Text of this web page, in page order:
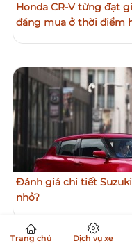
Honda CR-V từng đạt
đáng mua ở thời điểm
Đánh giá chi tiết
nhỏ?
Trang chủ Dịch vụ xe